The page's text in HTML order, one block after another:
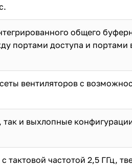
общего
портами доступа и портами
вентиляторов с
и выхлопные
частотой 2,5 ГГц,